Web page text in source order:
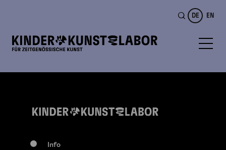
DE EN
Info